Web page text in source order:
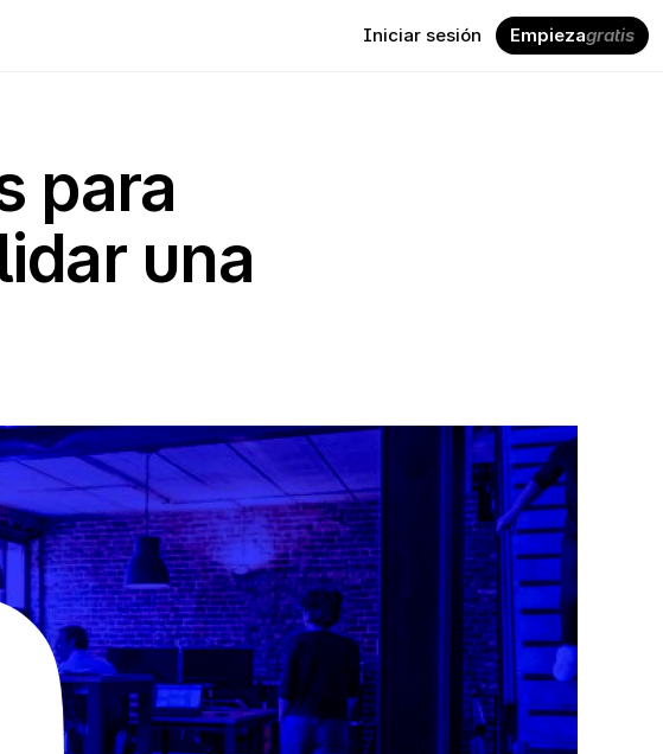
Iniciar sesión Empiezagratis
para
una